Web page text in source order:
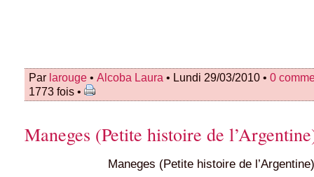
Par larouge • Alcoba Laura • Lundi 29/03/2010 • 0
1773 fois •
Maneges (Petite histoire de
Maneges (Petite histoire de